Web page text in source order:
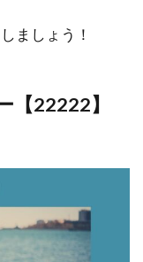
ましょう！
【22222】